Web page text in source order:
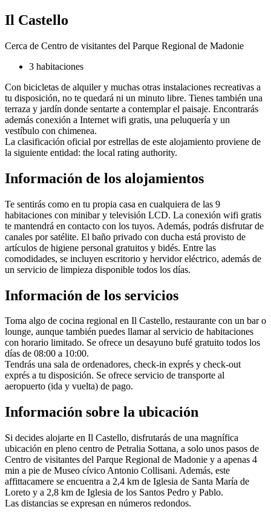
Il Castello
Cerca de Centro de visitantes del Parque Regional de Madonie
3 habitaciones
Con bicicletas de alquiler y muchas otras instalaciones recreativas a
tu disposición, no te quedará ni un minuto libre. Tienes también una
terraza y jardín donde sentarte a contemplar el paisaje. Encontrarás
además conexión a Internet wifi gratis, una peluquería y un
vestíbulo con chimenea.
La clasificación oficial por estrellas de este alojamiento proviene de
la siguiente entidad: the local rating authority.
Información de los alojamientos
Te sentirás como en tu propia casa en cualquiera de las 9
habitaciones con minibar y televisión LCD. La conexión wifi gratis
te mantendrá en contacto con los tuyos. Además, podrás disfrutar de
canales por satélite. El baño privado con ducha está provisto de
artículos de higiene personal gratuitos y bidés. Entre las
comodidades, se incluyen escritorio y hervidor eléctrico, además de
un servicio de limpieza disponible todos los días.
Información de los servicios
Toma algo de cocina regional en Il Castello, restaurante con un bar o
lounge, aunque también puedes llamar al servicio de habitaciones
con horario limitado. Se ofrece un desayuno bufé gratuito todos los
días de 08:00 a 10:00.
Tendrás una sala de ordenadores, check-in exprés y check-out
exprés a tu disposición. Se ofrece servicio de transporte al
aeropuerto (ida y vuelta) de pago.
Información sobre la ubicación
Si decides alojarte en Il Castello, disfrutarás de una magnífica
ubicación en pleno centro de Petralia Sottana, a solo unos pasos de
Centro de visitantes del Parque Regional de Madonie y a apenas 4
min a pie de Museo cívico Antonio Collisani. Además, este
affittacamere se encuentra a 2,4 km de Iglesia de Santa María de
Loreto y a 2,8 km de Iglesia de los Santos Pedro y Pablo.
Las distancias se expresan en números redondos.